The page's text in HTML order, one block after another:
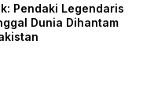
Pendaki Legendaris
Dunia Dihantam